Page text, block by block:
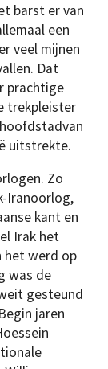
barst er van
een
veel mijnen
Dat
prachtige
trekpleister
uitstrekte.
Zo
Iranoorlog,
kant en
Irak het
het werd op
was de
gesteund
jaren